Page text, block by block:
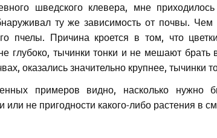
шведского клевера, мне
ту же зависимость от почвы.
пчелы. Причина кроется в том, что
глубоко, тычинки тонки и не мешают
оказались значительно крупнее, тычинки
примеров видно, насколько нужно
или не пригодности какого-либо растения в